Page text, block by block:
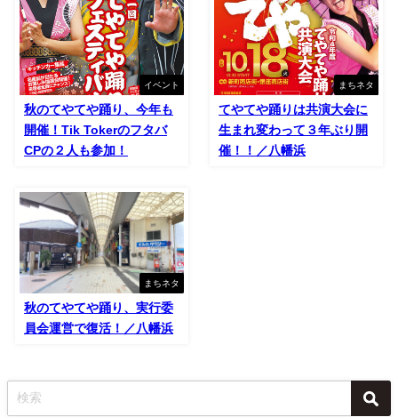
イベント
秋のてやてや踊り、今年も
開催！Tik Tokerのフタバ
CPの２人も参加！
まちネタ
てやてや踊りは共演大会に
生まれ変わって３年ぶり開
催！！／八幡浜
まちネタ
秋のてやてや踊り、実行委
員会運営で復活！／八幡浜